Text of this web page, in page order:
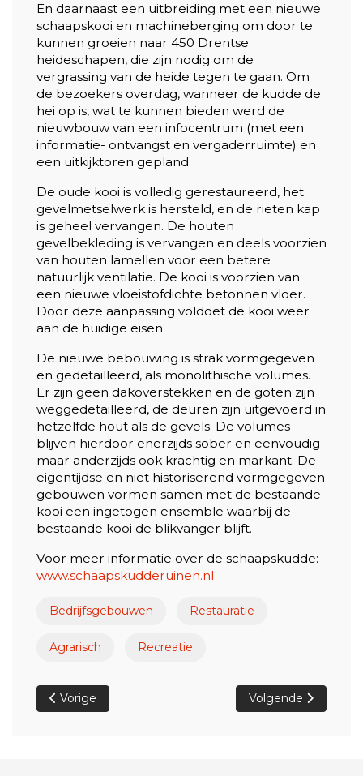
En daarnaast een uitbreiding met een nieuwe
schaapskooi en machineberging om door te
kunnen groeien naar 450 Drentse
heideschapen, die zijn nodig om de
vergrassing van de heide tegen te gaan. Om
de bezoekers overdag, wanneer de kudde de
hei op is, wat te kunnen bieden werd de
nieuwbouw van een infocentrum (met een
informatie- ontvangst en vergaderruimte) en
een uitkijktoren gepland.
De oude kooi is volledig gerestaureerd, het
gevelmetselwerk is hersteld, en de rieten kap
is geheel vervangen. De houten
gevelbekleding is vervangen en deels voorzien
van houten lamellen voor een betere
natuurlijk ventilatie. De kooi is voorzien van
een nieuwe vloeistofdichte betonnen vloer.
Door deze aanpassing voldoet de kooi weer
aan de huidige eisen.
De nieuwe bebouwing is strak vormgegeven
en gedetailleerd, als monolithische volumes.
Er zijn geen dakoverstekken en de goten zijn
weggedetailleerd, de deuren zijn uitgevoerd in
hetzelfde hout als de gevels. De volumes
blijven hierdoor enerzijds sober en eenvoudig
maar anderzijds ook krachtig en markant. De
eigentijdse en niet historiserend vormgegeven
gebouwen vormen samen met de bestaande
kooi een ingetogen ensemble waarbij de
bestaande kooi de blikvanger blijft.
Voor meer informatie over de schaapskudde:
www.schaapskudderuinen.nl
Bedrijfsgebouwen Restauratie
Agrarisch Recreatie
Vorig artikel: Verbouw/nieuwbouw Verzorgd Wonen in
Vorige Volgende artikel:
Volgende